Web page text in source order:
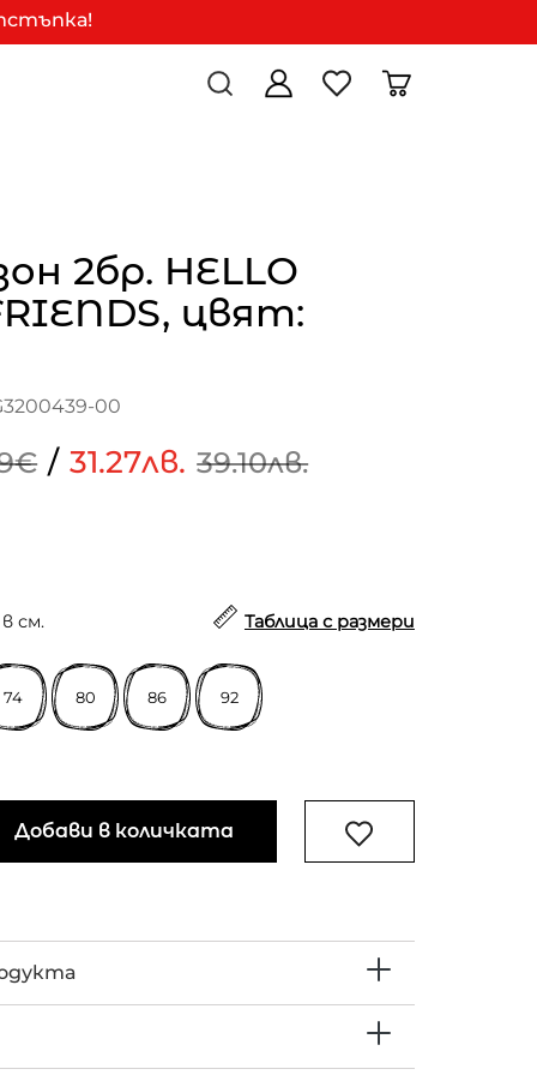
2бр. HELLO
цвят:
00
/ 31.27лв. 39.10лв.
см. Таблица с размери
74 80 86 92
Добави в количката